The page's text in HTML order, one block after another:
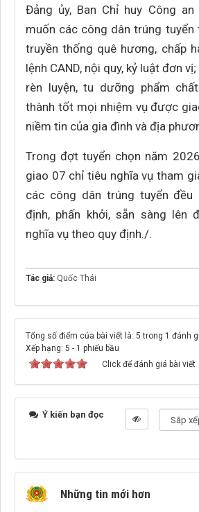
Đảng ủy, Ban Chỉ huy Công
muốn các công dân trúng tuyển
truyền thống quê hương, chấp
lệnh CAND, nội quy, kỷ luật đơn
rèn luyện, tu dưỡng phẩm
thành tốt mọi nhiệm vụ được
niềm tin của gia đình và địa
Trong đợt tuyển chọn năm
giao 07 chỉ tiêu nghĩa vụ tham
các công dân trúng tuyển
định, phấn khởi, sẵn sàng lên
nghĩa vụ theo quy định./.
Tác giả: Quốc Thái
Tổng số điểm của bài viết là: 5 trong 1 đánh
Xếp hạng: 5 - 1 phiếu bầu
Click để đánh giá bài viết
Ý kiến bạn đọc
Những tin mới hơn